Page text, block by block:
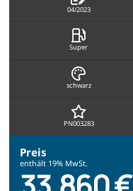
04/2023
Super
schwarz
PN003283
Preis
enthält 19% MwSt.